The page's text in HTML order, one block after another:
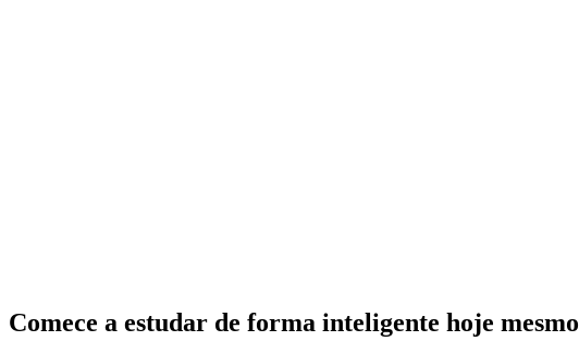
Comece a estudar de forma inteligente hoje mesmo